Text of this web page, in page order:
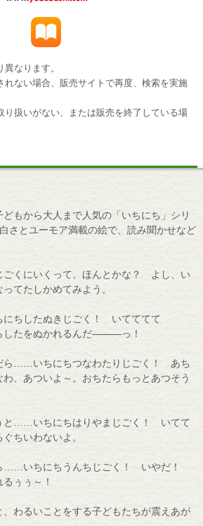
なります。
ない場合、販売サイトで再度、検索を実施
扱いがない、または販売を終了している場
もから大人まで人気の「いちにち」シリ
さとユーモア満載の絵で、読み聞かせなど
くにいくって、ほんとかな？ よし、い
てたしかめてみよう。
ちしたぬきじごく！ いてててて
したをぬかれるんだ―――っ！
ら……いちにちつなわたりじごく！ あち
、あついよ～。おちたらもっとあつそう
と……いちにちはりやまじごく！ いてて
ちいわないよ。
……いちにちうんちじごく！ いやだ！
ぅぅ～！
わるいことをする子どもたちが震えあが